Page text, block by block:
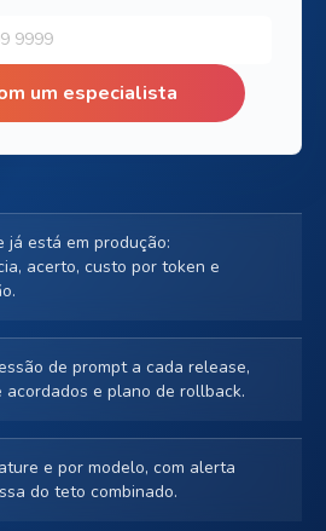
um especialista
já está em produção:
acerto, custo por token e
de prompt a cada release,
e plano de rollback.
e por modelo, com alerta
do teto combinado.